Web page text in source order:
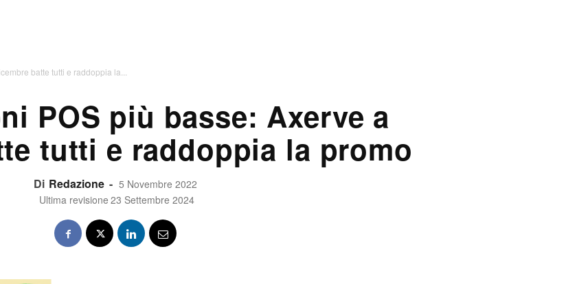
batte tutti e raddoppia la...
POS più basse: Axerve a
tutti e raddoppia la promo
Di Redazione - 5 Novembre 2022
Ultima revisione 23 Settembre 2024